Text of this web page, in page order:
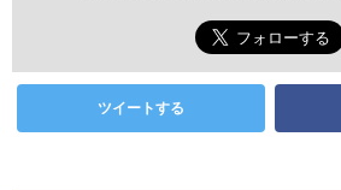
ツイートする